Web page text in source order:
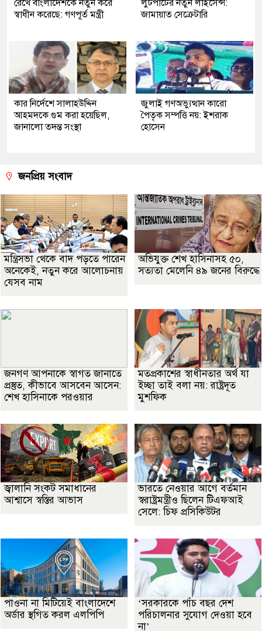
রেখে বাংলাদেশকে নতুন করে
স্বাধীন করেছে: গণপূর্ত মন্ত্রী
লুটপাটের নতুন লাইসেন্স:
জামায়াত সেক্রেটারি
কার নির্দেশে সালাহউদ্দিন
আহমদকে গুম করা হয়েছিল,
জানালো তদন্ত সংস্থা
জুলাই গণঅভ্যুত্থান কারো
পৈতৃক সম্পত্তি নয়: ইশরাক
হোসেন
জনপ্রিয় সংবাদ
মন্ত্রিসভা থেকে বাদ পড়তে পারেন
অনেকেই, নতুন করে আলোচনায়
যেসব নাম
অভিযুক্ত শেখ হাসিনাসহ ৫০,
সত্যতা মেলেনি ৪৯ জনের বিরুদ্ধে
জনগণ আপনাকে স্বাগত জানাতে
প্রস্তুত, কীভাবে আসবেন আসেন:
শেখ হাসিনাকে পরওয়ার
মতপ্রকাশের স্বাধীনতার অর্থ যা
ইচ্ছা তাই বলা নয়: রাষ্ট্রদূত
মুশফিক
জ্বালানি সংকট সমাধানের
আশ্বাসে স্বস্তির আভাস
ভারতে নেওয়ার আগে বর্তমান
স্বরাষ্ট্রমন্ত্রীও ছিলেন টিএফআই
সেলে: চিফ প্রসিকিউটর
পাওনা না মিটিয়েই বাংলাদেশে
অর্ডার স্থগিত করল এলপিপি
‘সরকারকে পাঁচ বছর দেশ
পরিচালনার সুযোগ দেওয়া হবে
না’